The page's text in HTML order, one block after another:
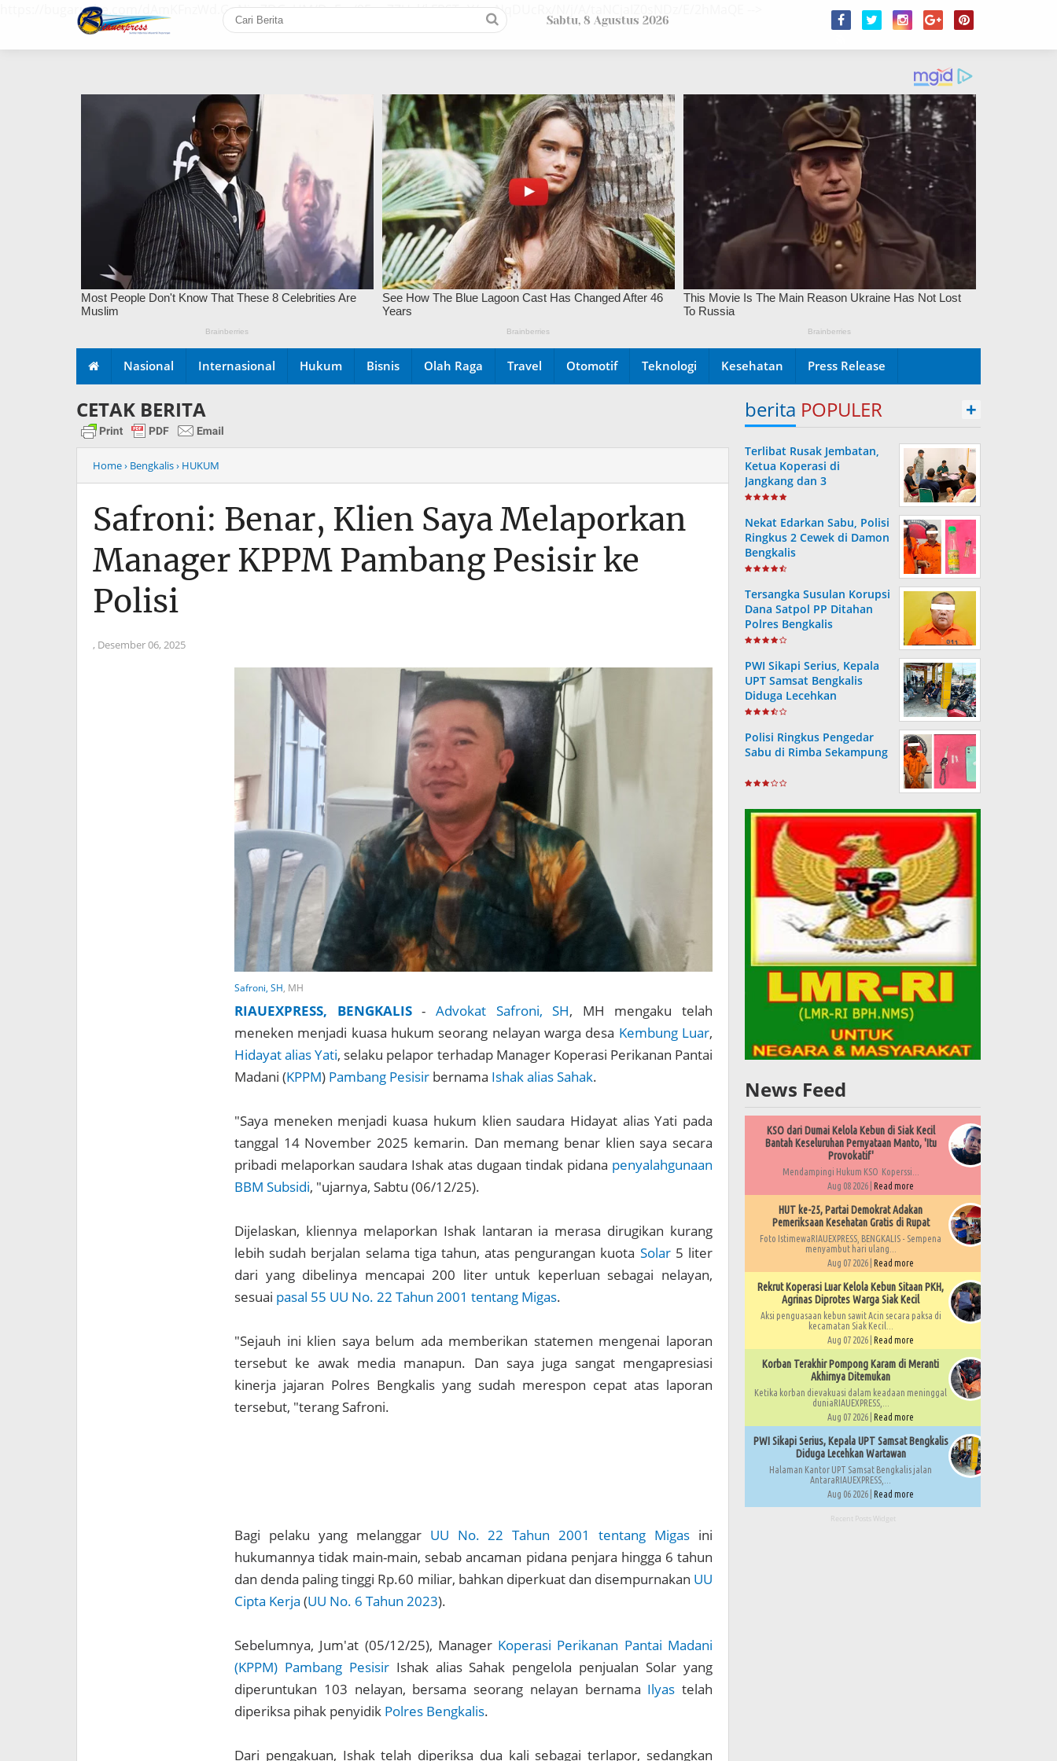
https://bugaruche.com/dAmKFnzWd.GoNiv-ZDGvUM/DeFm/9EupZZUsl/kFPSTuY/ywNqDUcRx/N/j/A/taNCjaIZ0sNDz/E/2hMaQE
Sabtu, 8 Agustus 2026
Nasional Internasional Hukum Bisnis Olah Raga Travel Otomotif Teknologi Kesehatan Press Release
CETAK BERITA
Home› Bengkalis› HUKUM
Safroni: Benar, Klien Saya Melaporkan
Manager KPPM Pambang Pesisir ke
Polisi
, Desember 06, 2025
Safroni, SH, MH
RIAUEXPRESS, BENGKALIS- Advokat Safroni, SH, MH mengaku telah
meneken menjadi kuasa hukum seorang nelayan warga desa Kembung Luar,
Hidayat alias Yati, selaku pelapor terhadap Manager Koperasi Perikanan Pantai
Madani (KPPM) Pambang Pesisir bernama Ishak alias Sahak.
"Saya meneken menjadi kuasa hukum klien saudara Hidayat alias Yati pada
tanggal 14 November 2025 kemarin. Dan memang benar klien saya secara
pribadi melaporkan saudara Ishak atas dugaan tindak pidana penyalahgunaan
BBM Subsidi, "ujarnya, Sabtu (06/12/25).
Dijelaskan, kliennya melaporkan Ishak lantaran ia merasa dirugikan kurang
lebih sudah berjalan selama tiga tahun, atas pengurangan kuota Solar5 liter
dari yang dibelinya mencapai 200 liter untuk keperluan sebagai nelayan,
sesuai pasal 55 UU No. 22 Tahun 2001 tentang Migas.
"Sejauh ini klien saya belum ada memberikan statemen mengenai laporan
tersebut ke awak media manapun. Dan saya juga sangat mengapresiasi
kinerja jajaran Polres Bengkalis yang sudah merespon cepat atas laporan
tersebut, "terang Safroni.
Bagi pelaku yang melanggar UU No. 22 Tahun 2001 tentang Migas ini
hukumannya tidak main-main, sebab ancaman pidana penjara hingga 6 tahun
dan denda paling tinggi Rp.60 miliar, bahkan diperkuat dan disempurnakan UU
Cipta Kerja (UU No. 6 Tahun 2023).
Sebelumnya, Jum'at (05/12/25), Manager Koperasi Perikanan Pantai Madani
(KPPM) Pambang PesisirIshak alias Sahak pengelola penjualan Solar yang
diperuntukan 103 nelayan, bersama seorang nelayan bernama Ilyas telah
diperiksa pihak penyidik Polres Bengkalis.
Dari pengakuan, Ishak telah diperiksa dua kali sebagai terlapor, sedangkan
berita POPULER +
Terlibat Rusak Jembatan,
Ketua Koperasi di
Jangkang dan 3
Pengurusnya Resmi Masuk
Nekat Edarkan Sabu, Polisi
Ringkus 2 Cewek di Damon
Bengkalis
Tersangka Susulan Korupsi
Dana Satpol PP Ditahan
Polres Bengkalis
PWI Sikapi Serius, Kepala
UPT Samsat Bengkalis
Diduga Lecehkan
Wartawan
Polisi Ringkus Pengedar
Sabu di Rimba Sekampung
News Feed
KSO dari Dumai Kelola Kebun di Siak Kecil
Bantah Keseluruhan Pernyataan Manto, 'Itu
Provokatif'
Mendampingi Hukum KSO Koperssi...
Aug 08 2026 | Read more
HUT ke-25, Partai Demokrat Adakan
Pemeriksaan Kesehatan Gratis di Rupat
Foto IstimewaRIAUEXPRESS, BENGKALIS - Sempena
menyambut hari ulang...
Aug 07 2026 | Read more
Rekrut Koperasi Luar Kelola Kebun Sitaan PKH,
Agrinas Diprotes Warga Siak Kecil
Aksi penguasaan kebun sawit Acin secara paksa di
kecamatan Siak Kecil...
Aug 07 2026 | Read more
Korban Terakhir Pompong Karam di Meranti
Akhirnya Ditemukan
Ketika korban dievakuasi dalam keadaan meninggal
duniaRIAUEXPRESS,...
Aug 07 2026 | Read more
PWI Sikapi Serius, Kepala UPT Samsat Bengkalis
Diduga Lecehkan Wartawan
Halaman Kantor UPT Samsat Bengkalis jalan
AntaraRIAUEXPRESS,...
Aug 06 2026 | Read more
Recent Posts Widget